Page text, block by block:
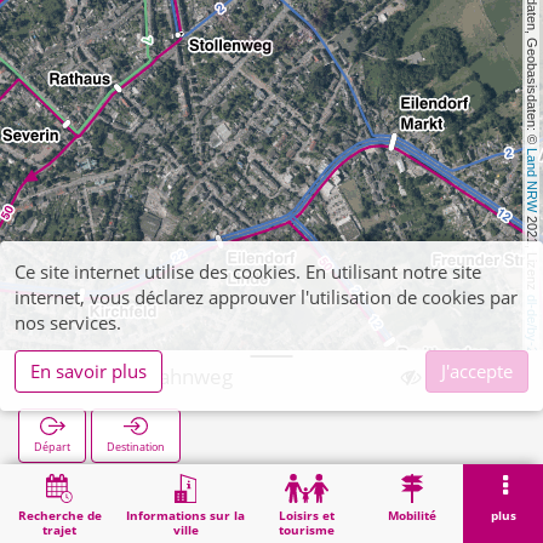
, Kartendaten, Geobasisdaten: ©
Land NRW
2021, Lizenz
dl-de/by-2-0
Recherche de
trajet
Informations sur la
ville
Loisirs et
tourisme
Mobilité plus
Eilendorf Hahnweg
Départ Destination
Démarrage Eilendorf Hahnweg
Ce site internet utilise des cookies. En utilisant notre site
internet, vous déclarez approuver l'utilisation de cookies par
nos services.
En savoir plus
J'accepte